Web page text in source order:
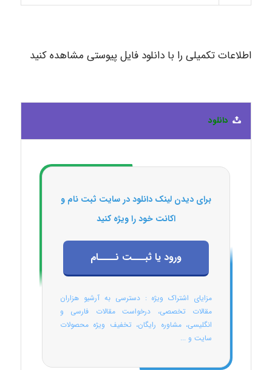
اطلاعات تکمیلی را با دانلود فایل پیوستی مشاهده کنید
دانلود
برای دیدن لینک دانلود در سایت ثبت نام و
اکانت خود را ویژه کنید
ورود یا ثبـــت نــــام
مزایای اشتراک ویژه : دسترسی به آرشیو هزاران
مقالات تخصصی، درخواست مقالات فارسی و
انگلیسی، مشاوره رایگان، تخفیف ویژه محصولات
سایت و ...